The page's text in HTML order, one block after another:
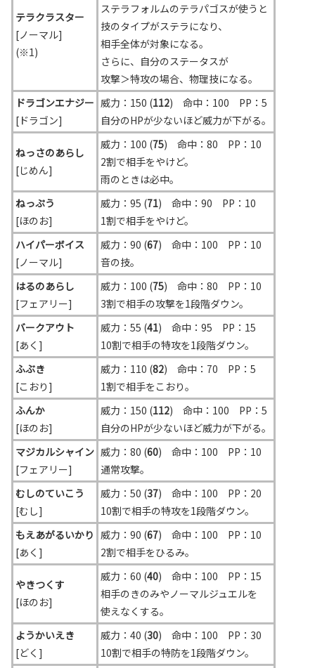
テラクラスター
[ノーマル]
(※1)
ステラフォルムのテラパゴスが使うと
技のタイプがステラになり、
相手全体が対象になる。
さらに、自分のステータスが
攻撃＞特攻の場合、物理技になる。
ドラゴンエナジー
[ドラゴン]
威力：150 (112) 命中：100 PP：5
自分のHPが少ないほど威力が下がる。
ねっさのあらし
[じめん]
威力：100 (75) 命中：80 PP：10
2割で相手をやけど。
雨のときは必中。
ねっぷう
[ほのお]
威力：95 (71) 命中：90 PP：10
1割で相手をやけど。
ハイパーボイス
[ノーマル]
威力：90 (67) 命中：100 PP：10
音の技。
はるのあらし
[フェアリー]
威力：100 (75) 命中：80 PP：10
3割で相手の攻撃を1段階ダウン。
バークアウト
[あく]
威力：55 (41) 命中：95 PP：15
10割で相手の特攻を1段階ダウン。
ふぶき
[こおり]
威力：110 (82) 命中：70 PP：5
1割で相手をこおり。
ふんか
[ほのお]
威力：150 (112) 命中：100 PP：5
自分のHPが少ないほど威力が下がる。
マジカルシャイン
[フェアリー]
威力：80 (60) 命中：100 PP：10
通常攻撃。
むしのていこう
[むし]
威力：50 (37) 命中：100 PP：20
10割で相手の特攻を1段階ダウン。
もえあがるいかり
[あく]
威力：90 (67) 命中：100 PP：10
2割で相手をひるみ。
やきつくす
[ほのお]
威力：60 (40) 命中：100 PP：15
相手のきのみやノーマルジュエルを
使えなくする。
ようかいえき
[どく]
威力：40 (30) 命中：100 PP：30
10割で相手の特防を1段階ダウン。